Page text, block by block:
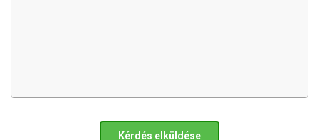
Kérdés elküldése